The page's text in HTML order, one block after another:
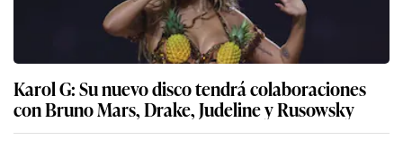
Karol G: Su nuevo disco tendrá colaboraciones
con Bruno Mars, Drake, Judeline y Rusowsky